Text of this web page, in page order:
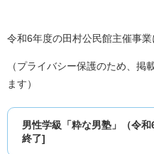
令和6年度の田村公民館主催事業
（プライバシー保護のため、掲
ます）
男性学級「粋な男塾」（令
終了]